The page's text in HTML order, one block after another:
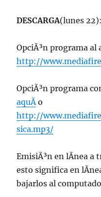
DESCARGA(lunes 22):
OpciÃ³n programa al
http://
OpciÃ³n programa
aquÃ­o
http://
sica.mp3/
EmisiÃ³n en lÃ­nea a
esto significa en
bajarlos al